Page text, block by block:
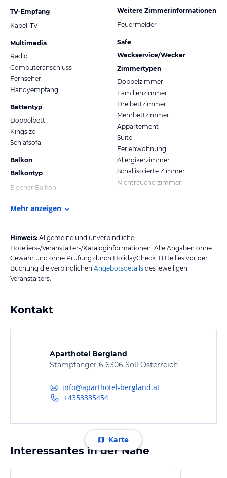
TV-Empfang
Kabel-TV
Multimedia
Radio
Computeranschluss
Fernseher
Handyempfang
Bettentyp
Doppelbett
Kingsize
Schlafsofa
Balkon
Balkontyp
Eigener Balkon
Weitere Zimmerinformationen
Feuermelder
Safe
Weckservice/Wecker
Zimmertypen
Doppelzimmer
Familienzimmer
Dreibettzimmer
Mehrbettzimmer
Appartement
Suite
Ferienwohnung
Allergikerzimmer
Schallisolierte Zimmer
Nichtraucherzimmer
Mehr anzeigen
Hinweis: Allgemeine und unverbindliche
Hoteliers-/Veranstalter-/Kataloginformationen. Alle Angaben ohne
Gewähr und ohne Prüfung durch HolidayCheck. Bitte lies vor der
Buchung die verbindlichen Angebotsdetails des jeweiligen
Veranstalters.
Kontakt
Aparthotel Bergland
Stampfanger 6 6306 Söll Österreich
info@aparthotel-bergland.at
+4353335454
Karte
Interessantes in der Nähe